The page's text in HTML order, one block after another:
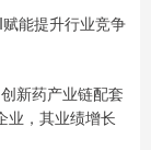
能提升行业竞争
新药产业链配套
业，其业绩增长